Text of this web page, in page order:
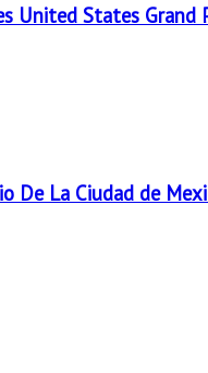
United States Grand
De La Ciudad de